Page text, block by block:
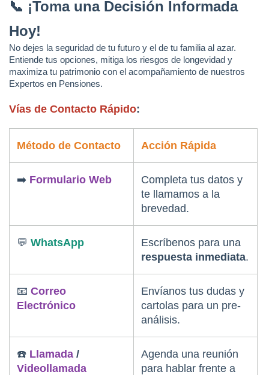
📞 ¡Toma una Decisión Informada
Hoy!
No dejes la seguridad de tu futuro y el de tu familia al azar.
Entiende tus opciones, mitiga los riesgos de longevidad y
maximiza tu patrimonio con el acompañamiento de nuestros
Expertos en Pensiones.
Vías de Contacto Rápido:
Método de Contacto Acción Rápida
➡️ Formulario Web
Completa tus datos y
te llamamos a la
brevedad.
💬 WhatsApp
respuesta inmediata.
📧 Correo
Electrónico
Envíanos tus dudas y
cartolas para un pre-
análisis.
☎️ Llamada
Videollamada
Agenda una reunión
para hablar frente a